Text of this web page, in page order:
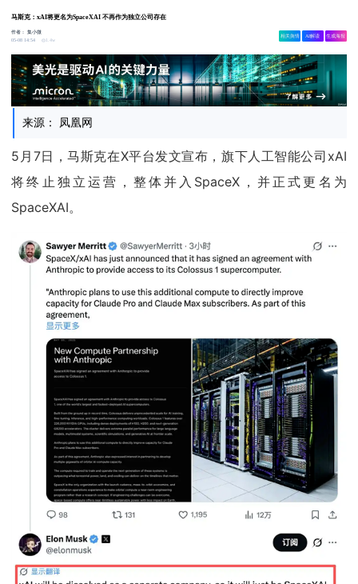
马斯克：xAI将更名为SpaceXAI 不再作为独立公司存在
作者：集小微
05-08 14:54
1.4w
相关舆情 AI解读 生成海报
来源： 凤凰网
5月7日，马斯克在X平台发文宣布，旗下人工智能公司xAI
将终止独立运营，整体并入SpaceX，并正式更名为
SpaceXAI。